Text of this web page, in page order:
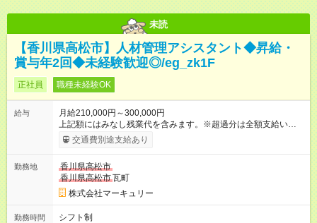
未読
【香川県高松市】人材管理アシスタント◆昇給・
賞与年2回◆未経験歓迎◎/eg_zk1F
正社員 職種未経験OK
給与
月給210,000円～300,000円
上記額にはみなし残業代を含みます。※超過分は全額支給いたし
ます。 みなし残業代 14,616円／月 みなし残業時間 10時間／月
※能力やスキルを考慮の上、当社規程により決定します。 ーー
に1回の「年次昇給」があり、仕事での成果にあわせて昇給しま
す。特に頑張っている人は、上長の裁量でさらにプラスの昇給
となることも。努力や成長が収入につながる環境です。 【試用
期間】試用期間あり 試用期間の長さ：3ヶ月 雇用形態、給与は
本採用時と同じです。
交通費別途支給あり
勤務地
香川県高松市
香川県高松市瓦町
株式会社マーキュリー
勤務時間
シフト制